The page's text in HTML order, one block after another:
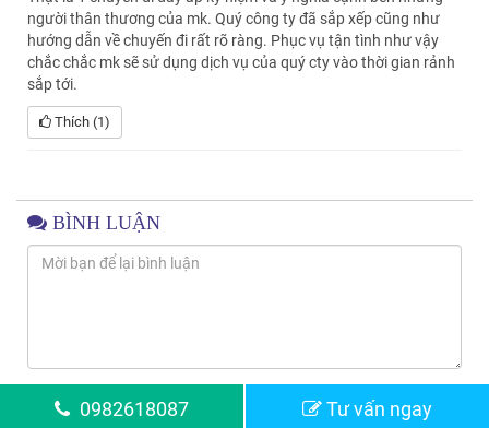
người thân thương của mk. Quý công ty đã sắp xếp cũng như
hướng dẫn về chuyến đi rất rõ ràng. Phục vụ tận tình như vậy
chắc chắc mk sẽ sử dụng dịch vụ của quý cty vào thời gian rảnh
sắp tới.
Thích (1)
BÌNH LUẬN
10 Bình Luận
0982618087 Tư vấn ngay